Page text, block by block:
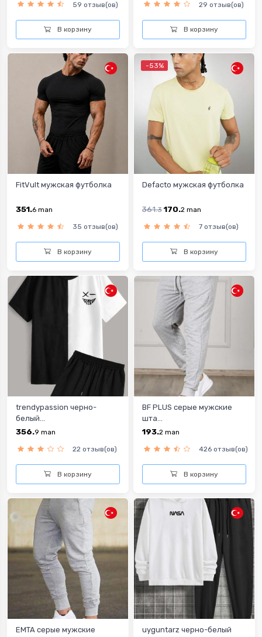
59 отзыв(ов)
В корзину
29 отзыв(ов)
В корзину
FitVult мужская футболка
351.6 man
35 отзыв(ов)
В корзину
-53%
Defacto мужская футболка
361.3 170.2 man
7 отзыв(ов)
В корзину
trendypassion черно-
белый...
356.9 man
22 отзыв(ов)
В корзину
BF PLUS серые мужские
шта...
193.2 man
426 отзыв(ов)
В корзину
EMTA серые мужские
uyguntarz черно-белый